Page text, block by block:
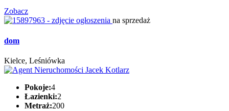
Zobacz
na sprzedaż
dom
Kielce, Leśniówka
Pokoje:4
Łazienki:2
Metraż:200